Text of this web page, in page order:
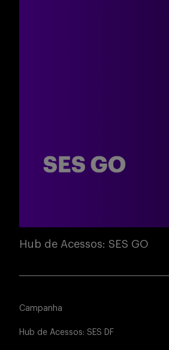
Hub de Acessos: SES GO
Campanha
Hub de Acessos: SES DF